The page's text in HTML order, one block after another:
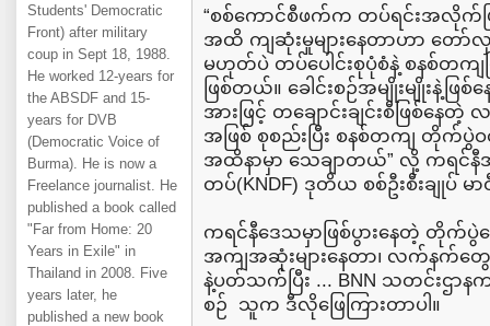
Students' Democratic
Front) after military
coup in Sept 18, 1988.
He worked 12-years for
the ABSDF and 15-
years for DVB
(Democratic Voice of
Burma). He is now a
Freelance journalist. He
published a book called
"Far from Home: 20
Years in Exile" in
Thailand in 2008. Five
years later, he
published a new book
“စစ်ကောင်စီဖက်က တပ်ရင်းအလိုက်
အထိ ကျဆုံးမှုများနေတာဟာ တော်
မဟုတ်ပဲ တပ်ပေါင်းစုပုံစံနဲ့ စနစ်တ
ဖြစ်တယ်။ ခေါင်းစဉ်အမျိုးမျိုးနဲ့ဖ
အားဖြင့် တချောင်းချင်းစီဖြစ်န
အဖြစ် စုစည်းပြီး စနစ်တကျ တိုက်ပွဲ
အထိနာမှာ သေချာတယ်” လို့ ကရင်နီအ
တပ်(KNDF) ဒုတိယ စစ်ဦးစီးချုပ် မ
ကရင်နီဒေသမှာဖြစ်ပွားနေတဲ့ တို
အကျအဆုံးများနေတာ၊ လက်နက်တွ
နဲ့ပတ်သက်ပြီး ... BNN သတင်းဌာနက
စဉ် သူက ဒီလိုဖြေကြားတာပါ။